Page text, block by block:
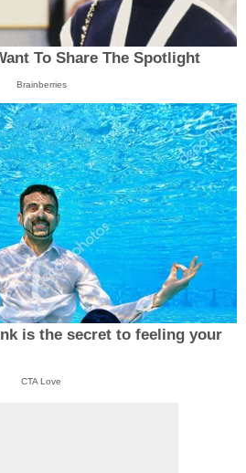
To Share The Spotlight
Brainberries
is the secret to feeling your
CTA Love